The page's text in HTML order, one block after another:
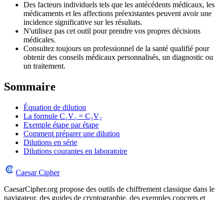
Des facteurs individuels tels que les antécédents médicaux, les
médicaments et les affections préexistantes peuvent avoir une
incidence significative sur les résultats.
N'utilisez pas cet outil pour prendre vos propres décisions
médicales.
Consultez toujours un professionnel de la santé qualifié pour
obtenir des conseils médicaux personnalisés, un diagnostic ou
un traitement.
Sommaire
Équation de dilution
La formule C₁V₁ = C₂V₂
Exemple étape par étape
Comment préparer une dilution
Dilutions en série
Dilutions courantes en laboratoire
Caesar Cipher
CaesarCipher.org propose des outils de chiffrement classique dans le
navigateur, des guides de cryptographie, des exemples concrets et